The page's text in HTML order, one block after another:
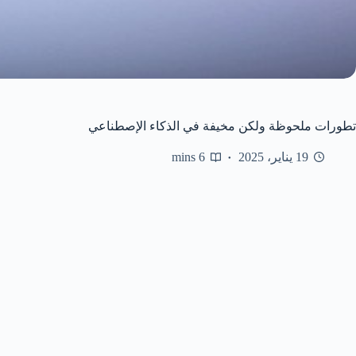
تطورات ملحوظة ولكن مخيفة في الذكاء الإصطناعي
19 يناير، 2025 6 mins